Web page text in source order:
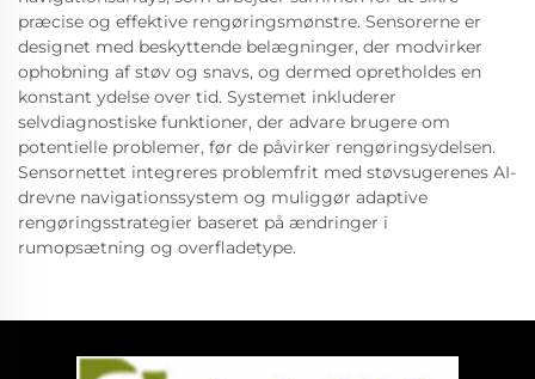
præcise og effektive rengøringsmønstre. Sensorerne er
designet med beskyttende belægninger, der modvirker
ophobning af støv og snavs, og dermed opretholdes en
konstant ydelse over tid. Systemet inkluderer
selvdiagnostiske funktioner, der advare brugere om
potentielle problemer, før de påvirker rengøringsydelsen.
Sensornettet integreres problemfrit med støvsugerenes AI-
drevne navigationssystem og muliggør adaptive
rengøringsstrategier baseret på ændringer i
rumopsætning og overfladetype.